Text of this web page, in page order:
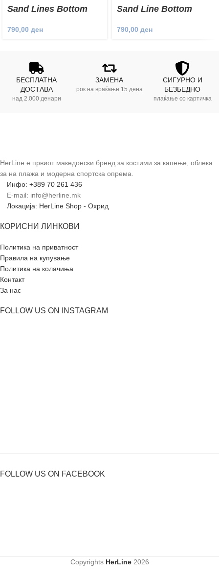
Sand Lines Bottom
790,00 ден
Sand Line Bottom
790,00 ден
БЕСПЛАТНА
ДОСТАВА
над 2.000 денари
ЗАМЕНА
рок на враќање 15 дена
СИГУРНО И
БЕЗБЕДНО
плаќање со картичка
HerLine е првиот македонски бренд за костими за капење, облека
за на плажа и модерна спортска опрема.
Инфо: +389 70 261 436
E-mail: info@herline.mk
Локација: HerLine Shop - Охрид
КОРИСНИ ЛИНКОВИ
Политика на приватност
Правила на купување
Политика на колачиња
Контакт
За нас
FOLLOW US ON INSTAGRAM
FOLLOW US ON FACEBOOK
Copyrights HerLine 2026